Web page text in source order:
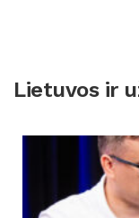
Lietuvos ir